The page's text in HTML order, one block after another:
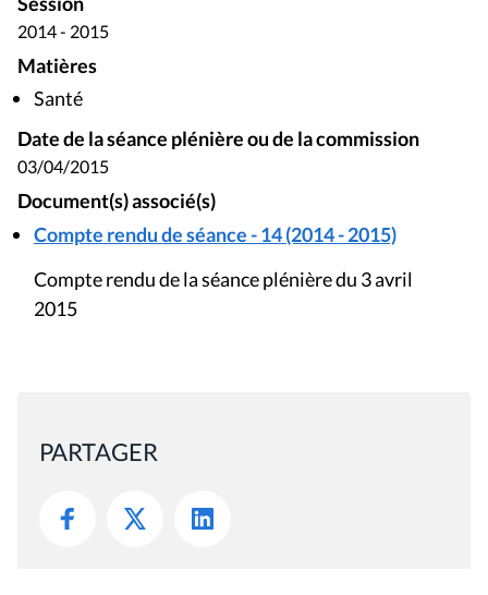
2014 - 2015
Matières
Santé
Date de la séance plénière ou de la commission
03/04/2015
Document(s) associé(s)
Compte rendu de séance - 14 (2014 - 2015)
Compte rendu de la séance plénière du 3 avril
2015
PARTAGER